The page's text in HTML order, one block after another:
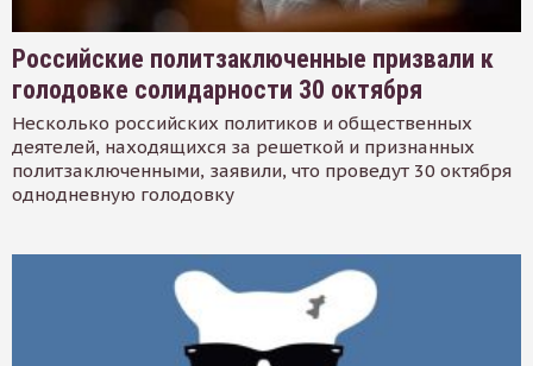
Российские политзаключенные призвали к
голодовке солидарности 30 октября
Несколько российских политиков и общественных
деятелей, находящихся за решеткой и признанных
политзаключенными, заявили, что проведут 30 октября
однодневную голодовку